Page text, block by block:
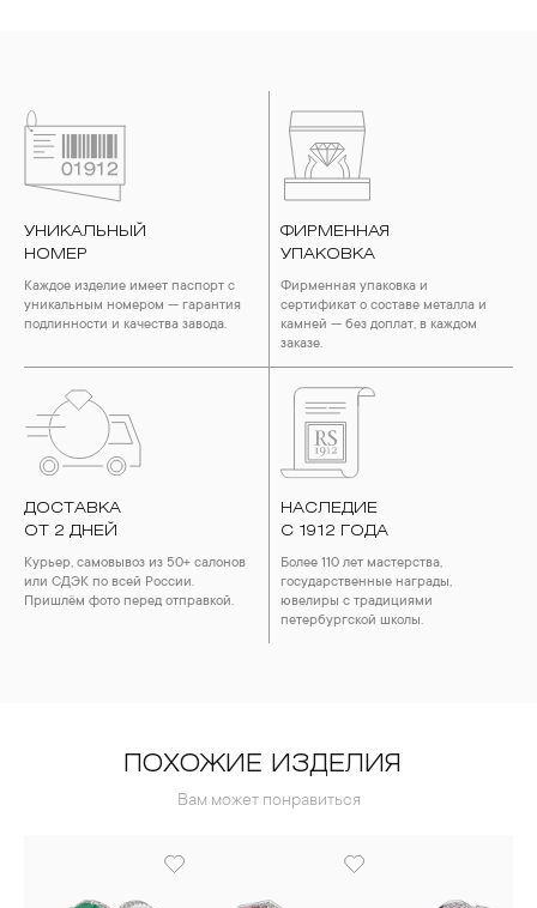
УНИКАЛЬНЫЙ
НОМЕР
Каждое изделие имеет паспорт с
уникальным номером — гарантия
подлинности и качества завода.
ФИРМЕННАЯ
УПАКОВКА
Фирменная упаковка и
сертификат о составе металла и
камней — без доплат, в каждом
заказе.
ДОСТАВКА
ОТ 2 ДНЕЙ
Курьер, самовывоз из 50+ салонов
или СДЭК по всей России.
Пришлём фото перед отправкой.
НАСЛЕДИЕ
С 1912 ГОДА
Более 110 лет мастерства,
государственные награды,
ювелиры с традициями
петербургской школы.
ПОХОЖИЕ ИЗДЕЛИЯ
Вам может понравиться